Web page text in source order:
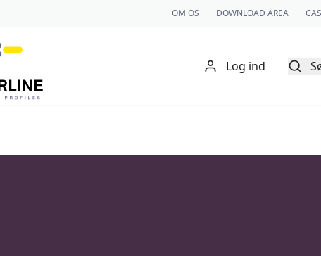
OM OS DOWNLOAD AREA
Log ind